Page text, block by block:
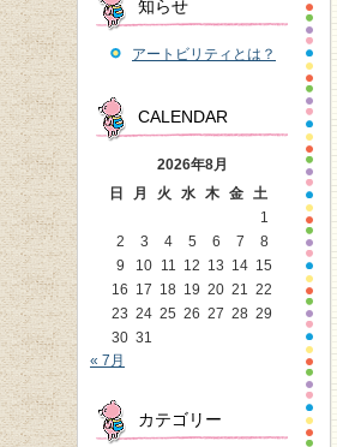
知らせ
アートビリティとは？
CALENDAR
2026年8月
日
月 火 水 木 金 土
1
2
3 4 5 6 7
8
9
10 11 12 13 14 15
16 17 18 19 20 21 22
23 24 25 26 27 28 29
30 31
« 7月
カテゴリー